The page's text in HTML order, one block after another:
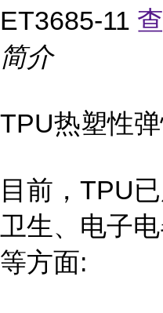
ET3685-11
简介
TPU热塑性
目前，TPU
卫生、电子
等方面: